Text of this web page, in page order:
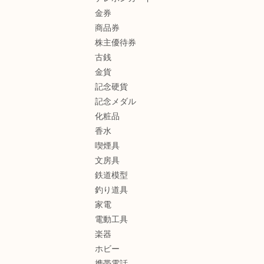
金券
商品券
株主優待券
古銭
金貨
記念硬貨
記念メダル
化粧品
香水
喫煙具
文房具
鉄道模型
釣り道具
家電
電動工具
楽器
ホビー